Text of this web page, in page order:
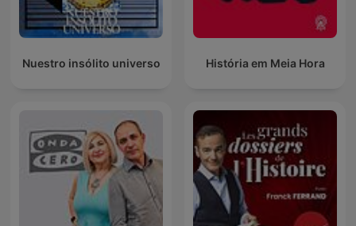
Nuestro insólito universo História em Meia Hora